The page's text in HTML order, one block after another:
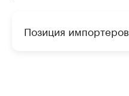
Позиция импортеров